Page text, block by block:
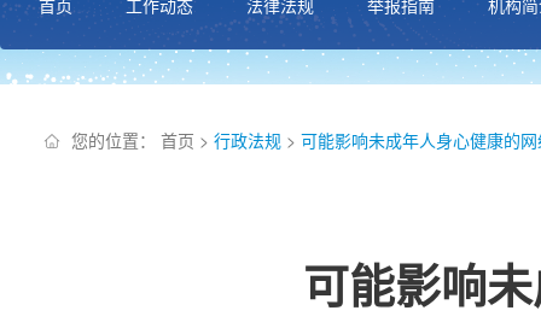
您的位置： 首页 > 行政法规 > 可能影响未成年人身心健康的
可能影响